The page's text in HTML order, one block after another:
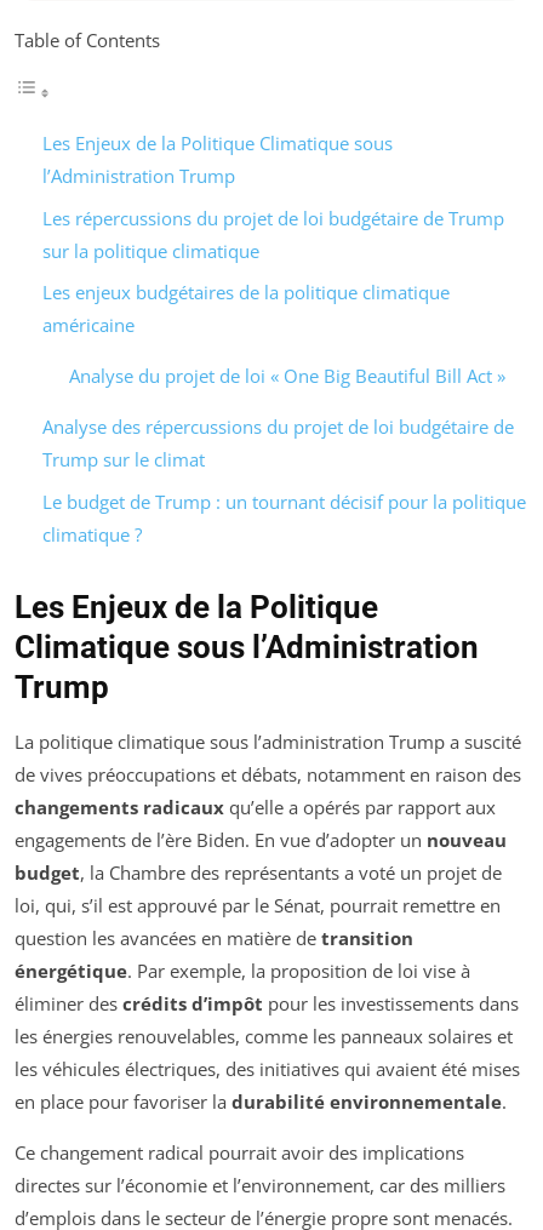
Table of Contents
Les Enjeux de la Politique Climatique sous
l’Administration Trump
Les répercussions du projet de loi budgétaire de Trump
sur la politique climatique
Les enjeux budgétaires de la politique climatique
américaine
Analyse du projet de loi « One Big Beautiful Bill Act »
Analyse des répercussions du projet de loi budgétaire de
Trump sur le climat
Le budget de Trump : un tournant décisif pour la politique
climatique ?
Les Enjeux de la Politique
Climatique sous l’Administration
Trump
La politique climatique sous l’administration Trump a suscité
de vives préoccupations et débats, notamment en raison des
changements radicaux qu’elle a opérés par rapport aux
engagements de l’ère Biden. En vue d’adopter un nouveau
budget, la Chambre des représentants a voté un projet de
loi, qui, s’il est approuvé par le Sénat, pourrait remettre en
question les avancées en matière de transition
énergétique. Par exemple, la proposition de loi vise à
éliminer des crédits d’impôt pour les investissements dans
les énergies renouvelables, comme les panneaux solaires et
les véhicules électriques, des initiatives qui avaient été mises
en place pour favoriser la durabilité environnementale.
Ce changement radical pourrait avoir des implications
directes sur l’économie et l’environnement, car des milliers
d’emplois dans le secteur de l’énergie propre sont menacés.